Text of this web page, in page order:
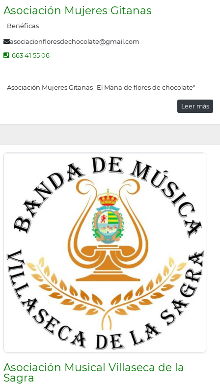
Asociación Mujeres Gitanas
Benéficas
asociacionfloresdechocolate@gmail.com
663 41 55 06
Asociación Mujeres Gitanas "El Mana de flores de chocolate"
Leer más
Asociación Musical Villaseca de la
Sagra